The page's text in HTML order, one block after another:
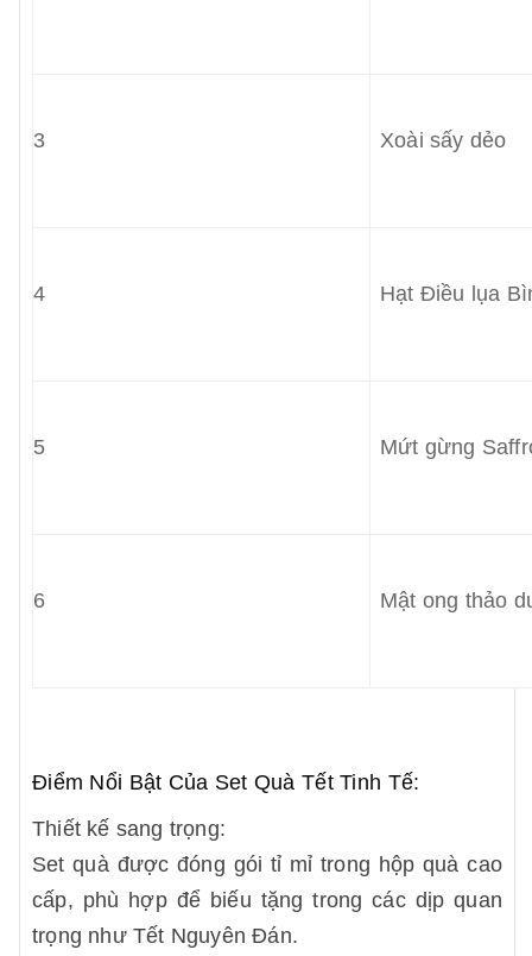
3 Xoài sấy dẻo
4 Hạt Điều lụa
5 Mứt gừng
6 Mật ong thảo
Điểm Nổi Bật Của Set Quà Tết Tinh Tế:
Thiết kế sang trọng:
Set quà được đóng gói tỉ mỉ trong hộp quà cao
cấp, phù hợp để biếu tặng trong các dịp quan
trọng như Tết Nguyên Đán.